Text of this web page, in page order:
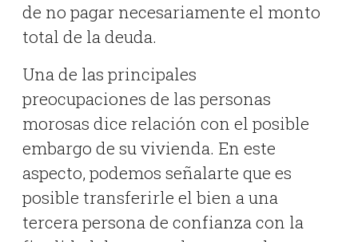
de no pagar necesariamente el monto
total de la deuda.
Una de las principales
preocupaciones de las personas
morosas dice relación con el posible
embargo de su vivienda. En este
aspecto, podemos señalarte que es
posible transferirle el bien a una
tercera persona de confianza con la